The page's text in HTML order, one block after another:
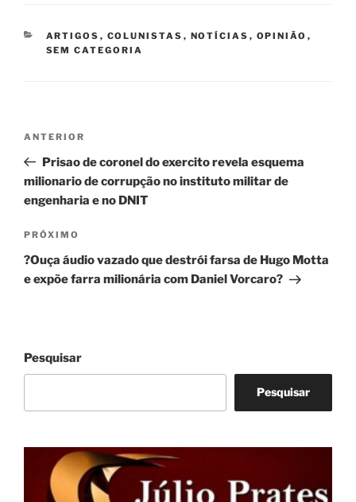
CATEGORIAS
ARTIGOS , COLUNISTAS , NOTÍCIAS , OPINIÃO ,
SEM CATEGORIA
Post
Post
anterior
ANTERIOR
Prisao de coronel do exercito revela esquema
milionario de corrupção no instituto militar de
engenharia e no DNIT
Próximo
post
PRÓXIMO
?Ouça áudio vazado que destrói farsa de Hugo Motta
e expõe farra milionária com Daniel Vorcaro?
Pesquisar
Pesquisar